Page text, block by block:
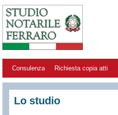
Consulenza Richiesta copia atti
Lo studio